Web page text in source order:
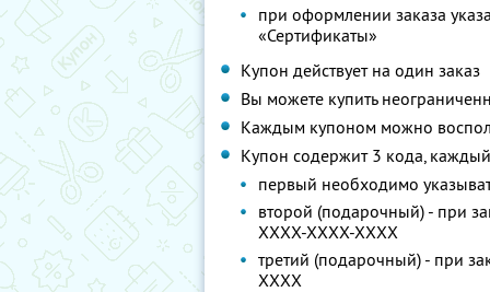
при оформлении заказа
«Сертификаты»
Купон действует на один заказ
Вы можете купить
Каждым купоном можно
Купон содержит 3 кода,
первый необходимо
второй (подарочный) - при
XXXX-XXXX-XXXX
третий (подарочный) - при
XXXX